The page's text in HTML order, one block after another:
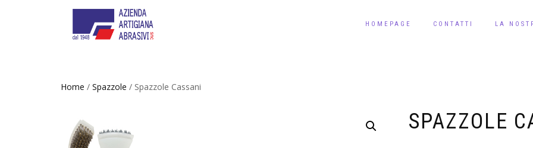
HOMEPAGE CONTATTI LA
Home / Spazzole / Spazzole Cassani
SPAZZOLE